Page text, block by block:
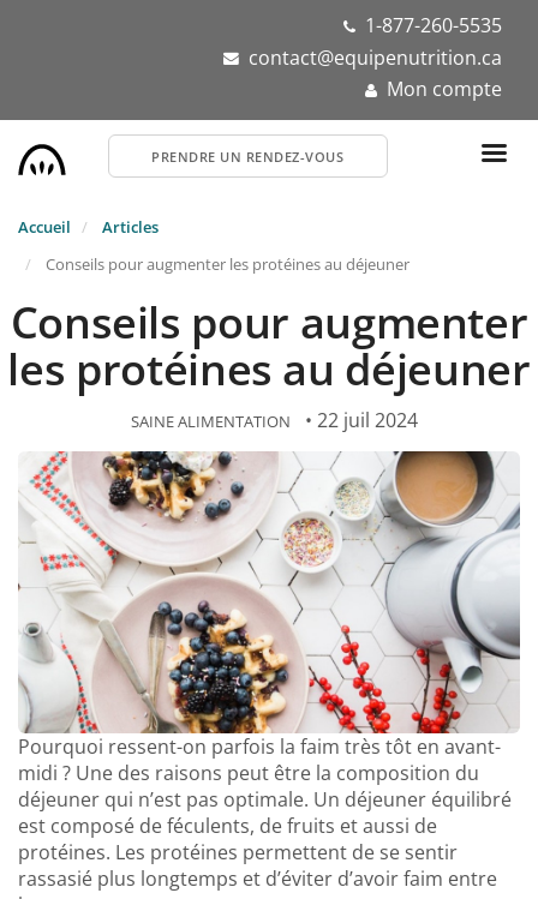
1-877-260-5535
contact@equipenutrition.ca
Mon compte
PRENDRE UN RENDEZ-VOUS
Accueil
Articles
Conseils pour augmenter les protéines au déjeuner
Conseils pour augmenter
les protéines au déjeuner
SAINE ALIMENTATION • 22 juil 2024
Pourquoi ressent-on parfois la faim très tôt en avant-
midi ? Une des raisons peut être la composition du
déjeuner qui n’est pas optimale. Un déjeuner équilibré
est composé de féculents, de fruits et aussi de
protéines. Les protéines permettent de se sentir
rassasié plus longtemps et d’éviter d’avoir faim entre